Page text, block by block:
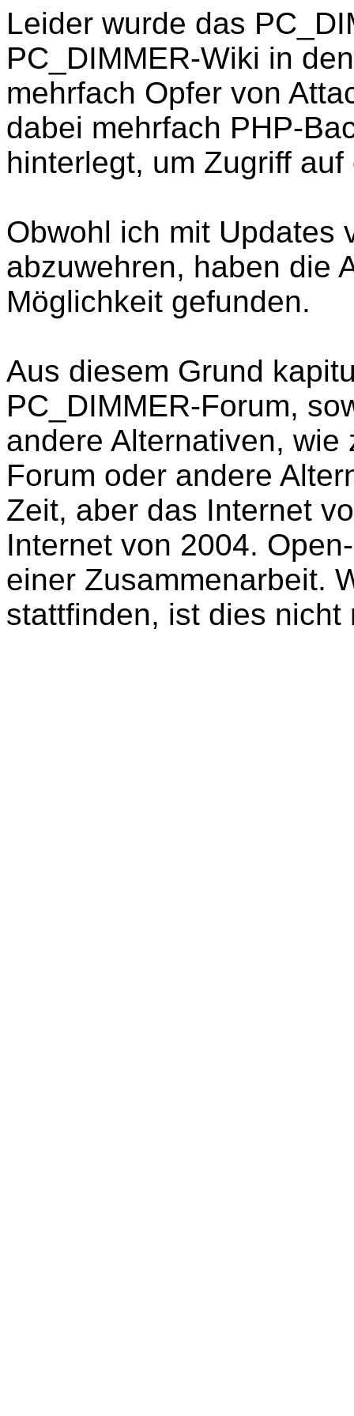
Leider wurde das
PC_DIMMER-Wiki in
mehrfach Opfer von
dabei mehrfach PHP-
hinterlegt, um Zugriff
Obwohl ich mit Updates
abzuwehren, haben die
Möglichkeit gefunden.
Aus diesem Grund
PC_DIMMER-Forum,
andere Alternativen,
Forum oder andere
Zeit, aber das Internet
Internet von 2004.
einer Zusammenarbeit.
stattfinden, ist dies nicht